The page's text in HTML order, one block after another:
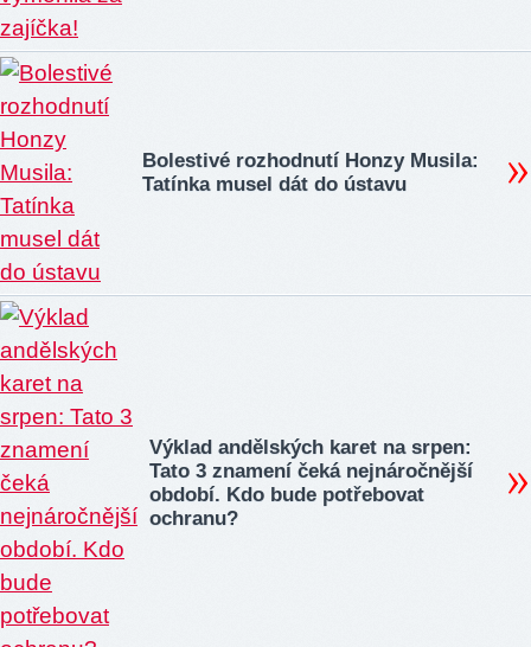
Bolestivé rozhodnutí Honzy Musila:
Tatínka musel dát do ústavu
Výklad andělských karet na srpen:
Tato 3 znamení čeká nejnáročnější
období. Kdo bude potřebovat
ochranu?